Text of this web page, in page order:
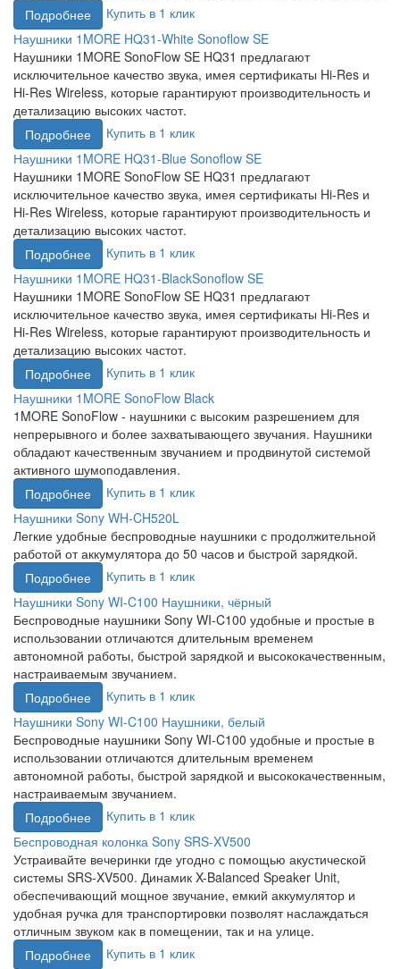
Подробнее
Купить в 1 клик
Наушники 1MORE HQ31-White Sonoflow SE
Наушники 1MORE SonoFlow SE HQ31 предлагают
исключительное качество звука, имея сертификаты Hi-Res и
Hi-Res Wireless, которые гарантируют производительность и
детализацию высоких частот.
Подробнее
Купить в 1 клик
Наушники 1MORE HQ31-Blue Sonoflow SE
Наушники 1MORE SonoFlow SE HQ31 предлагают
исключительное качество звука, имея сертификаты Hi-Res и
Hi-Res Wireless, которые гарантируют производительность и
детализацию высоких частот.
Подробнее
Купить в 1 клик
Наушники 1MORE HQ31-BlackSonoflow SE
Наушники 1MORE SonoFlow SE HQ31 предлагают
исключительное качество звука, имея сертификаты Hi-Res и
Hi-Res Wireless, которые гарантируют производительность и
детализацию высоких частот.
Подробнее
Купить в 1 клик
Наушники 1MORE SonoFlow Black
1MORE SonoFlow - наушники с высоким разрешением для
непрерывного и более захватывающего звучания. Наушники
обладают качественным звучанием и продвинутой системой
активного шумоподавления.
Подробнее
Купить в 1 клик
Наушники Sony WH-CH520L
Легкие удобные беспроводные наушники с продолжительной
работой от аккумулятора до 50 часов и быстрой зарядкой.
Подробнее
Купить в 1 клик
Наушники Sony WI-C100 Наушники, чёрный
Беспроводные наушники Sony WI-C100 удобные и простые в
использовании отличаются длительным временем
автономной работы, быстрой зарядкой и высококачественным,
настраиваемым звучанием.
Подробнее
Купить в 1 клик
Наушники Sony WI-C100 Наушники, белый
Беспроводные наушники Sony WI-C100 удобные и простые в
использовании отличаются длительным временем
автономной работы, быстрой зарядкой и высококачественным,
настраиваемым звучанием.
Подробнее
Купить в 1 клик
Беспроводная колонка Sony SRS-XV500
Устраивайте вечеринки где угодно с помощью акустической
системы SRS-XV500. Динамик X-Balanced Speaker Unit,
обеспечивающий мощное звучание, емкий аккумулятор и
удобная ручка для транспортировки позволят наслаждаться
отличным звуком как в помещении, так и на улице.
Подробнее
Купить в 1 клик